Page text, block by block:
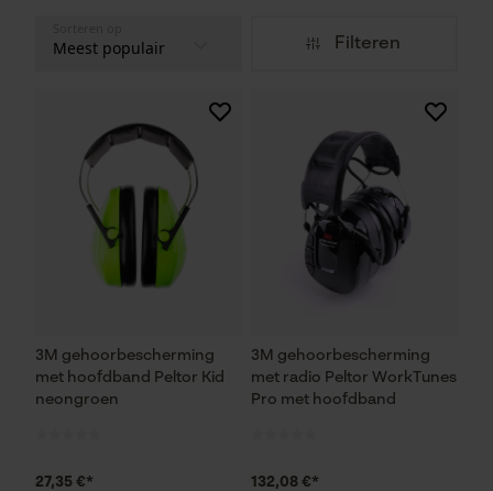
Filteren
3M gehoorbescherming
met hoofdband Peltor Kid
neongroen
27,35 €*
3M gehoorbescherming
met radio Peltor WorkTunes
Pro met hoofdband
132,08 €*